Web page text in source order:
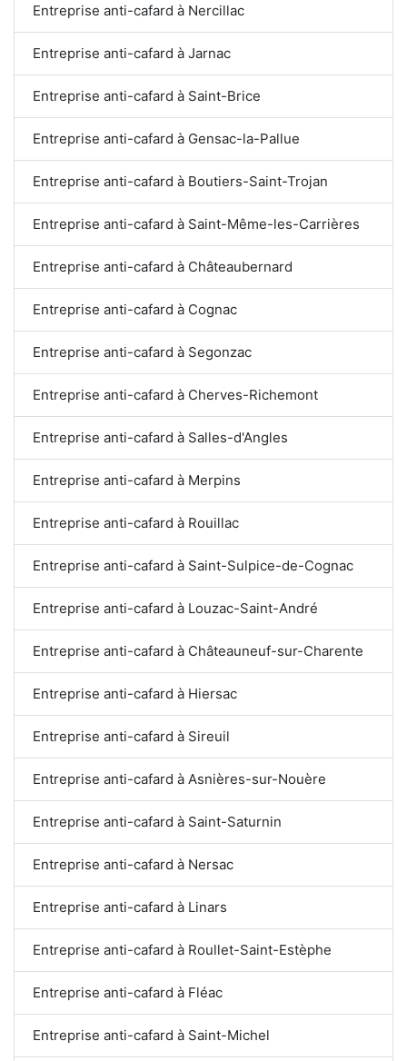
Entreprise anti-cafard à Nercillac
Entreprise anti-cafard à Jarnac
Entreprise anti-cafard à Saint-Brice
Entreprise anti-cafard à Gensac-la-Pallue
Entreprise anti-cafard à Boutiers-Saint-Trojan
Entreprise anti-cafard à Saint-Même-les-Carrières
Entreprise anti-cafard à Châteaubernard
Entreprise anti-cafard à Cognac
Entreprise anti-cafard à Segonzac
Entreprise anti-cafard à Cherves-Richemont
Entreprise anti-cafard à Salles-d'Angles
Entreprise anti-cafard à Merpins
Entreprise anti-cafard à Rouillac
Entreprise anti-cafard à Saint-Sulpice-de-Cognac
Entreprise anti-cafard à Louzac-Saint-André
Entreprise anti-cafard à Châteauneuf-sur-Charente
Entreprise anti-cafard à Hiersac
Entreprise anti-cafard à Sireuil
Entreprise anti-cafard à Asnières-sur-Nouère
Entreprise anti-cafard à Saint-Saturnin
Entreprise anti-cafard à Nersac
Entreprise anti-cafard à Linars
Entreprise anti-cafard à Roullet-Saint-Estèphe
Entreprise anti-cafard à Fléac
Entreprise anti-cafard à Saint-Michel